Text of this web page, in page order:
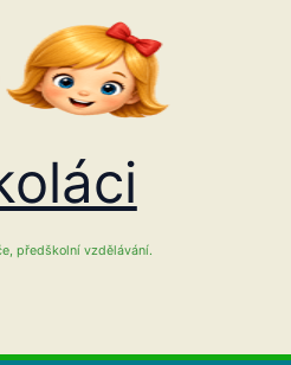
předškolní vzdělávání.